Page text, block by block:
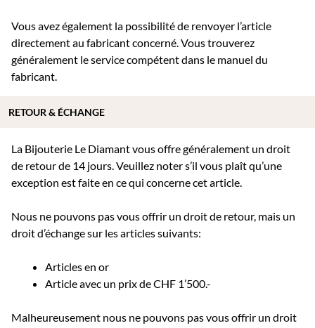
Vous avez également la possibilité de renvoyer l’article
directement au fabricant concerné. Vous trouverez
généralement le service compétent dans le manuel du
fabricant.
La Bijouterie Le Diamant vous offre généralement un droit
de retour de 14 jours. Veuillez noter s’il vous plaît qu’une
exception est faite en ce qui concerne cet article.
Nous ne pouvons pas vous offrir un droit de retour, mais un
droit d’échange sur les articles suivants:
Articles en or
Article avec un prix de CHF 1’500.-
Malheureusement nous ne pouvons pas vous offrir un droit
RETOUR & ÉCHANGE